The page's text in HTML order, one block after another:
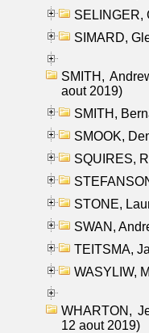
SELINGER,
SIMARD,
SMITH,
aout 2019)
SMITH,
SMOOK,
SQUIRES,
STONE,
SWAN,
TEITSMA,
WASYLIW,
WHARTON,
12 aout 2019)